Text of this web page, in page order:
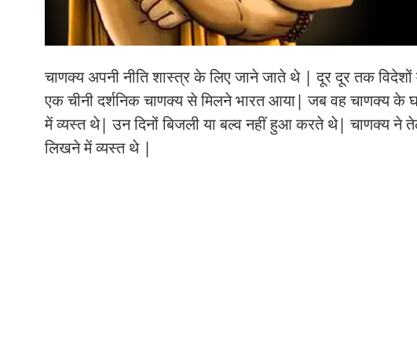
चाणक्य अपनी नीति शास्त्र के लिए जाने जाते थे | दूर दूर तक
एक चीनी दर्शनिक चाणक्य से मिलने भारत आया| जब वह चाणक्य
में व्यस्त थे| उन दिनों बिजली या बल्व नहीं हुआ करते थे| चाणक्य ने
लिखने में व्यस्त थे |